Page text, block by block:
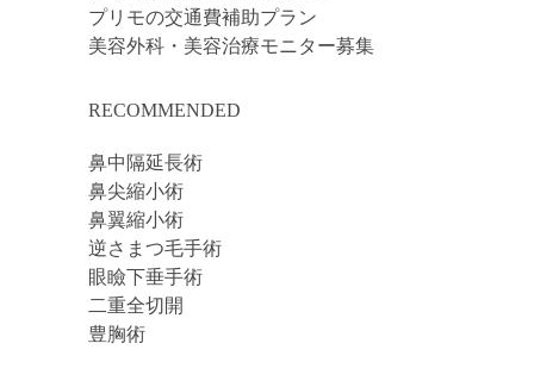
プリモの交通費補助プラン
美容外科・美容治療モニター募集
RECOMMENDED
鼻中隔延長術
鼻尖縮小術
鼻翼縮小術
逆さまつ毛手術
眼瞼下垂手術
二重全切開
豊胸術